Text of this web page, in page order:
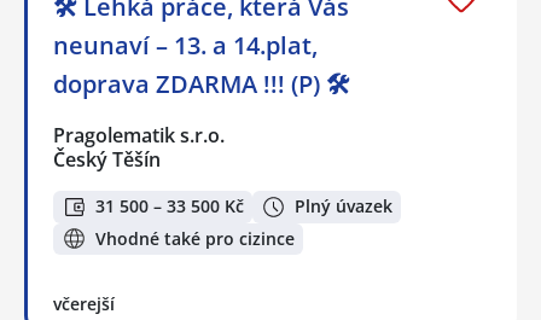
🛠️ Lehká práce, která Vás
neunaví – 13. a 14.plat,
doprava ZDARMA !!! (P) 🛠️
Pragolematik s.r.o.
Český Těšín
31 500 – 33 500 Kč
Plný úvazek
Vhodné také pro cizince
včerejší